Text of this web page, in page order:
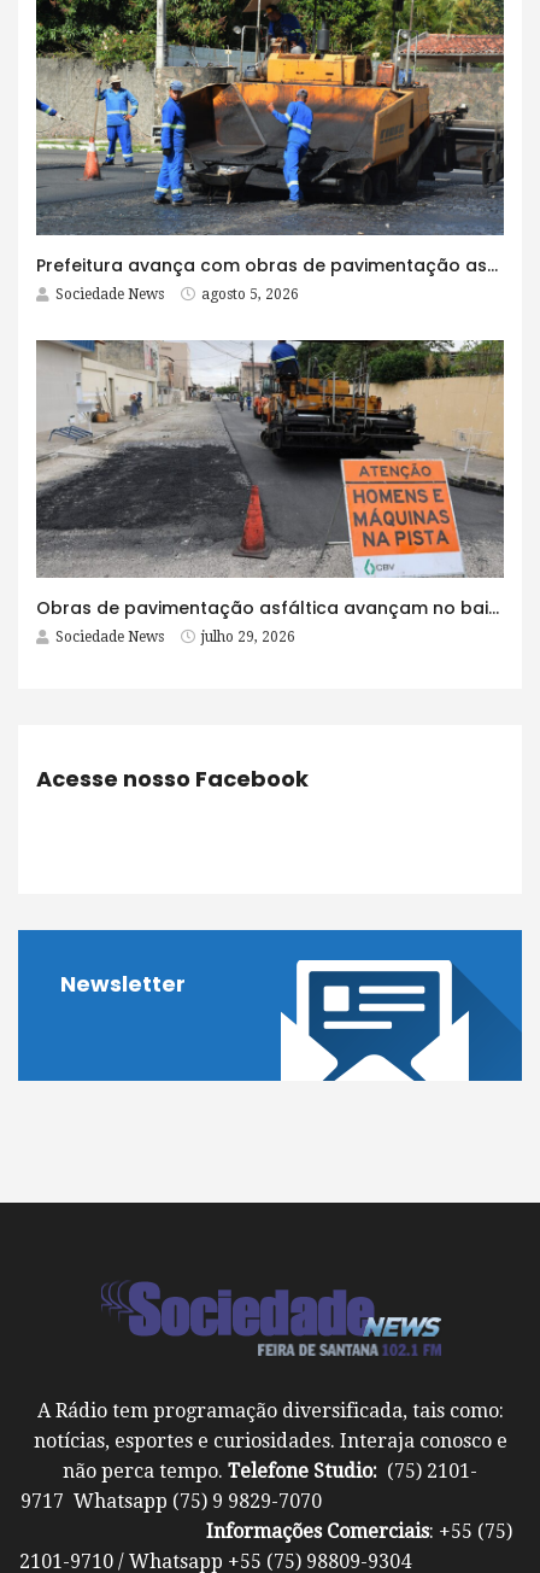
Prefeitura avança com obras de pavimentação asfáltica na Rua Lopes Rodrigues
Sociedade News agosto 5, 2026
Obras de pavimentação asfáltica avançam no bairro Brasília e chegam a mais quatro ruas
Sociedade News julho 29, 2026
Acesse nosso Facebook
Newsletter
A Rádio tem programação diversificada, tais como:
notícias, esportes e curiosidades. Interaja conosco e
não perca tempo. Telefone Studio: (75) 2101-
9717 Whatsapp (75) 9 9829-7070
Informações Comerciais: +55 (75)
2101-9710 / Whatsapp +55 (75) 98809-9304